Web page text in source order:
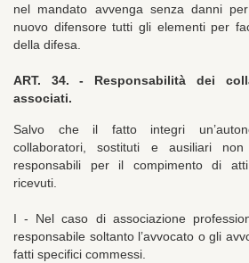
nel mandato avvenga senza danni
nuovo difensore tutti gli elementi per
della difesa.
ART. 34. - Responsabilità dei
associati.
Salvo che il fatto integri
collaboratori, sostituti e ausiliari non
responsabili per il compimento di
ricevuti.
I - Nel caso di associazione
responsabile soltanto l’avvocato o gli
fatti specifici commessi.